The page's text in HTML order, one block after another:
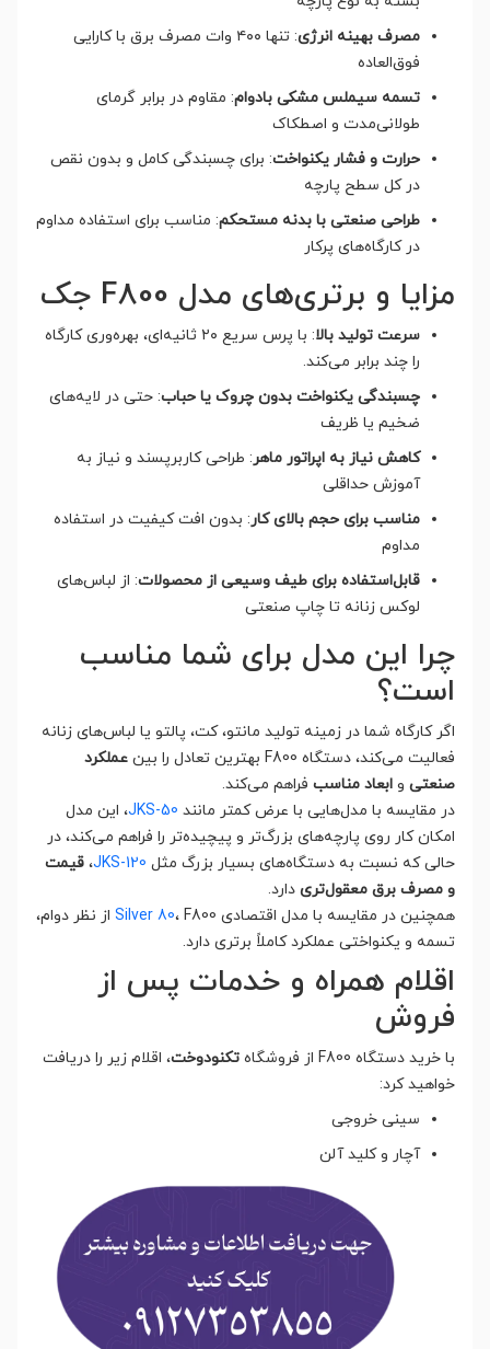
مصرف بهینه انرژی
: تنها ۴۰۰ وات مصرف برق با کارایی
فوق‌العاده
تسمه سیملس مشکی بادوام: مقاوم در برابر گرمای
طولانی‌مدت و اصطکاک
حرارت و فشار یکنواخت: برای چسبندگی کامل و بدون نقص
در کل سطح پارچه
طراحی صنعتی با بدنه مستحکم: مناسب برای استفاده مداوم
در کارگاه‌های پرکار
مزایا و برتری‌های مدل F800 جک
سرعت تولید بالا
: با پرس سریع ۲۰ ثانیه‌ای، بهره‌وری کارگاه
را چند برابر می‌کند.
چسبندگی یکنواخت بدون چروک یا حباب: حتی در لایه‌های
ضخیم یا ظریف
کاهش نیاز به اپراتور ماهر: طراحی کاربرپسند و نیاز به
آموزش حداقلی
مناسب برای حجم بالای کار: بدون افت کیفیت در استفاده
مداوم
قابل‌استفاده برای طیف وسیعی از محصولات: از لباس‌های
لوکس زنانه تا چاپ صنعتی
چرا این مدل برای شما مناسب
است؟
اگر کارگاه شما در زمینه تولید مانتو، کت، پالتو یا لباس‌های زنانه
فعالیت می‌کند، دستگاه F800 بهترین تعادل را بین
عملکرد
صنعتی و ابعاد مناسب فراهم می‌کند.
در مقایسه با مدل‌هایی با عرض کمتر مانند JKS-50، این مدل
امکان کار روی پارچه‌های بزرگ‌تر و پیچیده‌تر را فراهم می‌کند، در
حالی که نسبت به دستگاه‌های بسیار بزرگ مثل JKS-120، قیمت
و مصرف برق معقول‌تری دارد.
همچنین در مقایسه با مدل اقتصادی
Silver 80 ، F800 از نظر دوام،
تسمه و یکنواختی عملکرد کاملاً برتری دارد.
اقلام همراه و خدمات پس از
فروش
با خرید دستگاه F800 از فروشگاه تکنودوخت، اقلام زیر را دریافت
خواهید کرد:
سینی خروجی
آچار و کلید آلن